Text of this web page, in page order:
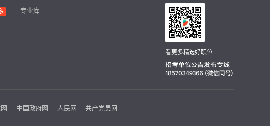
专业库
看更多精选好职位
中国政府网 人民网 共产党员网